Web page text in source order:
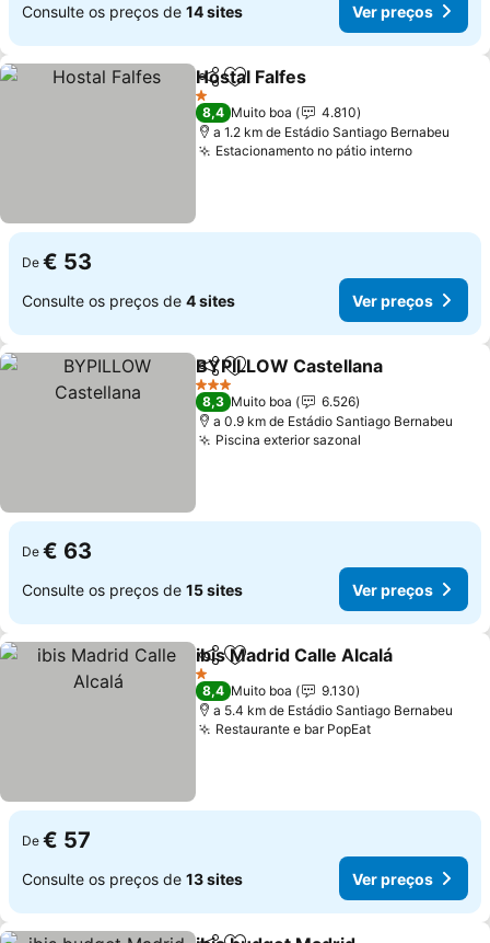
Consulte os preços de 14 sites Ver preços
PartilharAdicionar aos favoritos
Hostal Falfes
1 Estrelas
8,4 Muito boa
4.810
a 1.2 km de Estádio Santiago Bernabeu
Estacionamento no pátio internoVer
De € 53
Consulte os preços de 4 sites Ver preços
PartilharAdicionar aos favoritos
BYPILLOW Castellana
3 Estrelas
8,3 Muito boa
6.526
a 0.9 km de Estádio Santiago Bernabeu
Piscina exterior sazonal
De € 63
Consulte os preços de 15 sites Ver preços
PartilharAdicionar aos favoritos
ibis Madrid Calle Alcalá
1 Estrelas
8,4 Muito boa
9.130
a 5.4 km de Estádio Santiago Bernabeu
Restaurante e bar PopEatVer preços
De € 57
Consulte os preços de 13 sites Ver preços